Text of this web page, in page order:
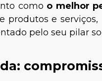
como o melhor
produtos e
pelo seu pilar